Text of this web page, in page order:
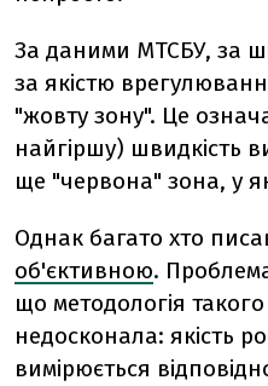
За даними МТСБУ, за
за якістю
"жовту зону". Це
найгіршу) швидкість
ще "червона" зона, у
Однак багато хто
об'єктивною.
що методологія
недосконала: якість
вимірюється